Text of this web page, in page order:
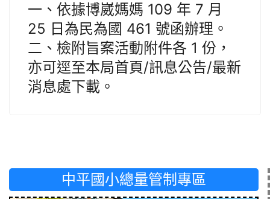
一、依據博崴媽媽 109 年 7 月
25 日為民為國 461 號函辦理。
二、檢附旨案活動附件各 1 份，
亦可逕至本局首頁/訊息公告/最新
消息處下載。
中平國小總量管制專區